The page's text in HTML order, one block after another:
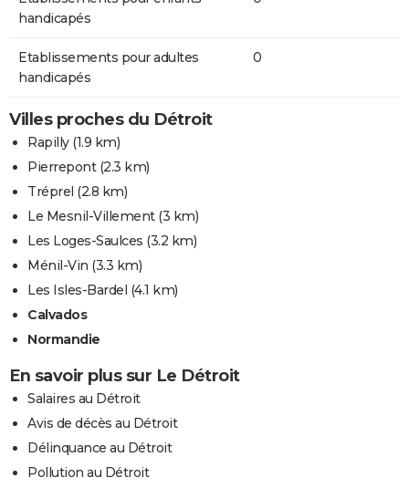
handicapés
Etablissements pour adultes
handicapés
0
Villes proches du Détroit
Rapilly(1.9 km)
Pierrepont(2.3 km)
Tréprel (2.8 km)
Le Mesnil-Villement(3 km)
Les Loges-Saulces (3.2 km)
Ménil-Vin (3.3 km)
Les Isles-Bardel (4.1 km)
Calvados
Normandie
En savoir plus sur Le Détroit
Salaires au Détroit
Avis de décès au Détroit
Délinquance au Détroit
Pollution au Détroit